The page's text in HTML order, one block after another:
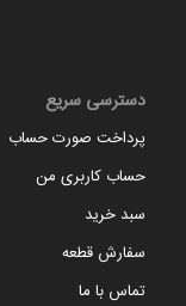
دسترسی سریع
پرداخت صورت حساب
حساب کاربری من
سبد خرید
سفارش قطعه
تماس با ما